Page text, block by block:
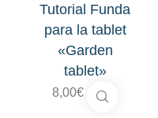
Tutorial Funda
para la tablet
«Garden
tablet»
8,00€